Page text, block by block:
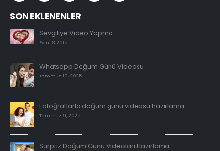
SON EKLENENLER
Sevgiliye Video Yapma
Eylül 8, 2015
Whatsapp Doğum Günü Videosu
Temmuz 16, 2025
Fotoğraflarla doğum günü videosu hazırlama
Temmuz 9, 2025
Sürpriz Doğum Günü Videoları Hazırlama